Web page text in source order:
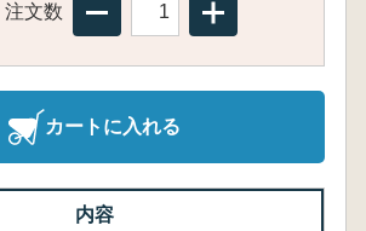
注文数
カートに入れる
内容